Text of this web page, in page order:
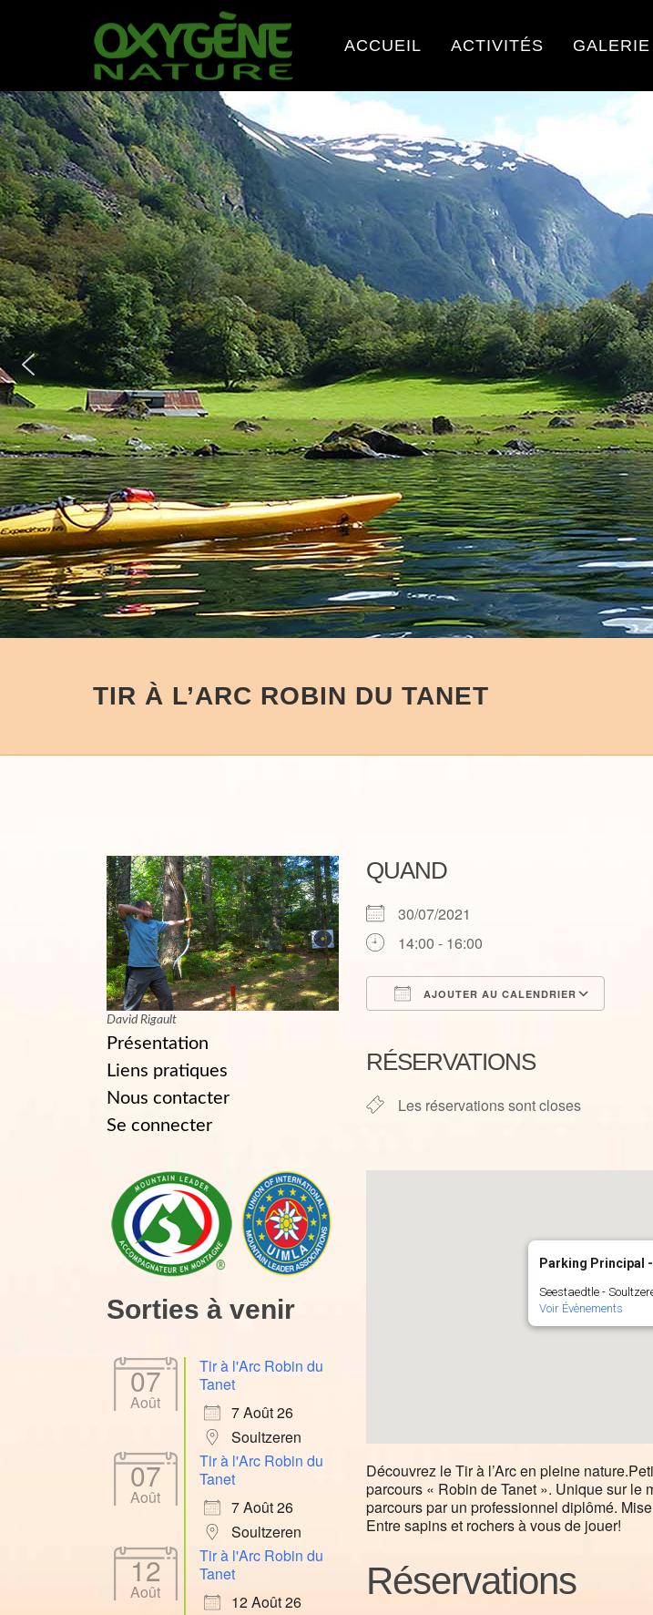
ACCUEIL ACTIVITÉS
TIR À L’ARC ROBIN DU TANET
QUAND
30/07/2021
14:00 - 16:00
AJOUTER AU CALENDRIER
RÉSERVATIONS
Les réservations sont closes
Parking Principal
Seestaedtle -
Voir Évènements
Découvrez le Tir à l’Arc en pleine
parcours « Robin de Tanet ». Unique sur le
parcours par un professionnel diplômé.
Entre sapins et rochers à vous de jouer!
Réservations
David Rigault
Présentation
Liens pratiques
Nous contacter
Se connecter
Sorties à venir
07
Août
Tir à l'Arc Robin du
Tanet
7 Août 26
Soultzeren
07
Août
Tir à l'Arc Robin du
Tanet
7 Août 26
Soultzeren
12
Août
Tir à l'Arc Robin du
Tanet
12 Août 26